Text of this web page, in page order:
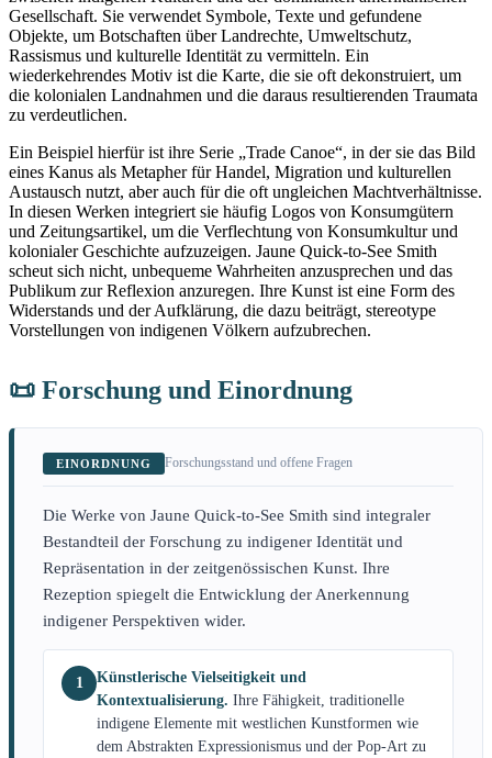
Gesellschaft. Sie verwendet Symbole, Texte und gefundene
Objekte, um Botschaften über Landrechte, Umweltschutz,
Rassismus und kulturelle Identität zu vermitteln. Ein
wiederkehrendes Motiv ist die Karte, die sie oft dekonstruiert, um
die kolonialen Landnahmen und die daraus resultierenden Traumata
zu verdeutlichen.
Ein Beispiel hierfür ist ihre Serie „Trade Canoe“, in der sie das Bild
eines Kanus als Metapher für Handel, Migration und kulturellen
Austausch nutzt, aber auch für die oft ungleichen Machtverhältnisse.
In diesen Werken integriert sie häufig Logos von Konsumgütern
und Zeitungsartikel, um die Verflechtung von Konsumkultur und
kolonialer Geschichte aufzuzeigen. Jaune Quick-to-See Smith
scheut sich nicht, unbequeme Wahrheiten anzusprechen und das
Publikum zur Reflexion anzuregen. Ihre Kunst ist eine Form des
Widerstands und der Aufklärung, die dazu beiträgt, stereotype
Vorstellungen von indigenen Völkern aufzubrechen.
📜 Forschung und Einordnung
EINORDNUNG Forschungsstand und offene Fragen
Die Werke von Jaune Quick-to-See Smith sind integraler
Bestandteil der Forschung zu indigener Identität und
Repräsentation in der zeitgenössischen Kunst. Ihre
Rezeption spiegelt die Entwicklung der Anerkennung
indigener Perspektiven wider.
1
Künstlerische Vielseitigkeit und
Kontextualisierung. Ihre Fähigkeit, traditionelle
indigene Elemente mit westlichen Kunstformen wie
dem Abstrakten Expressionismus und der Pop-Art zu